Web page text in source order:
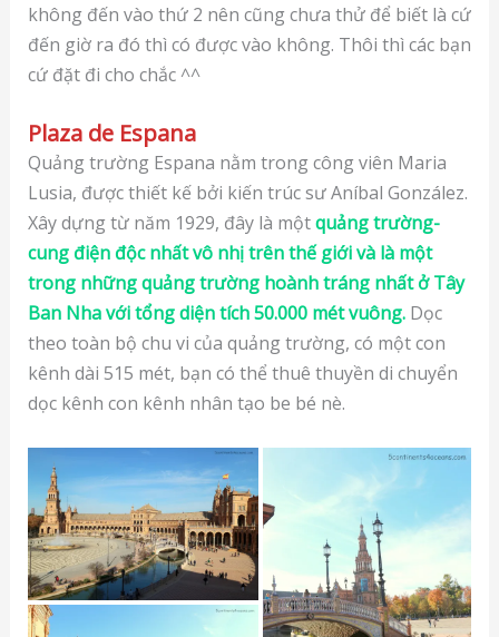
không đến vào thứ 2 nên cũng chưa thử để biết là cứ
đến giờ ra đó thì có được vào không. Thôi thì các bạn
cứ đặt đi cho chắc ^^
Plaza de Espana
Quảng trường Espana nằm trong công viên Maria
Lusia, được thiết kế bởi kiến trúc sư Aníbal González.
Xây dựng từ năm 1929, đây là mộtquảng trường-
cung điện độc nhất vô nhị trên thế giới và là một
trong những quảng trường hoành tráng nhất ở Tây
Ban Nha với tổng diện tích 50.000 mét vuông.Dọc
theo toàn bộ chu vi của quảng trường, có một con
kênh dài 515 mét, bạn có thể thuê thuyền di chuyển
dọc kênh con kênh nhân tạo be bé nè.